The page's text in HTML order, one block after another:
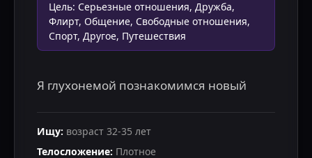
Цель: Серьезные отношения, Дружба,
Флирт, Общение, Свободные отношения,
Спорт, Другое, Путешествия
Я глухонемой познакомимся новый
Ищу: возраст 32-35 лет
Телосложение: Плотное